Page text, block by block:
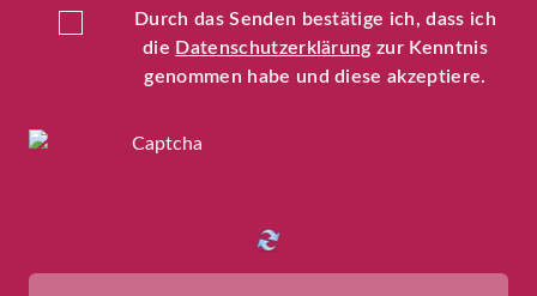
Durch das Senden bestätige ich, dass ich
die Datenschutzerklärung zur Kenntnis
genommen habe und diese akzeptiere.